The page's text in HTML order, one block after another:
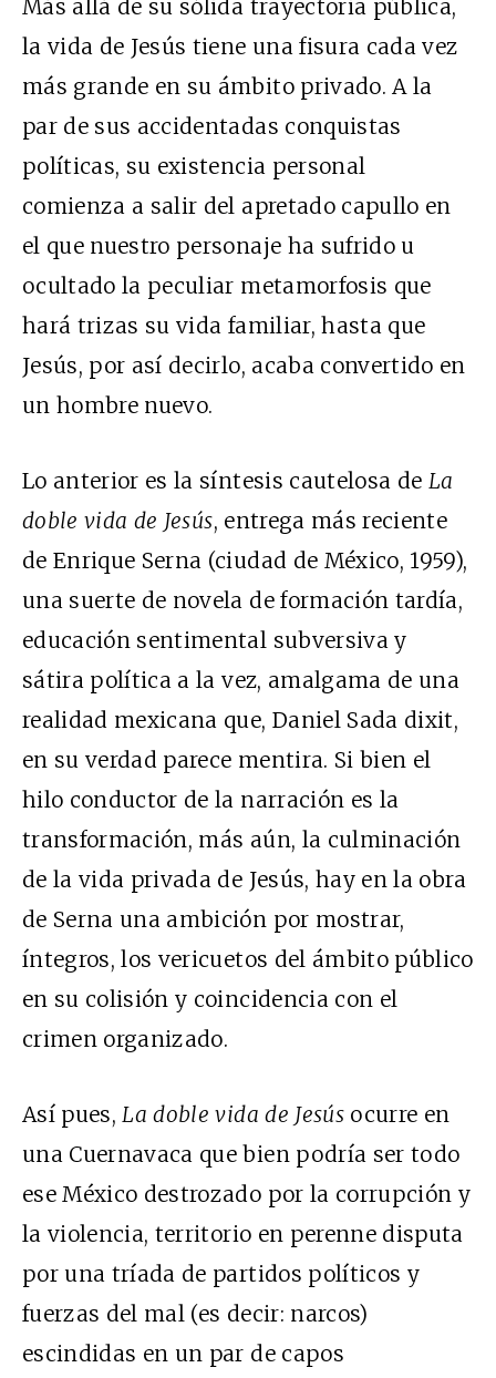
Más allá de su sólida trayectoria pública,
la vida de Jesús tiene una fisura cada vez
más grande en su ámbito privado. A la
par de sus accidentadas conquistas
políticas, su existencia personal
comienza a salir del apretado capullo en
el que nuestro personaje ha sufrido u
ocultado la peculiar metamorfosis que
hará trizas su vida familiar, hasta que
Jesús, por así decirlo, acaba convertido en
un hombre nuevo.
Lo anterior es la síntesis cautelosa de La
doble vida de Jesús, entrega más reciente
de Enrique Serna (ciudad de México, 1959),
una suerte de novela de formación tardía,
educación sentimental subversiva y
sátira política a la vez, amalgama de una
realidad mexicana que, Daniel Sada dixit,
en su verdad parece mentira. Si bien el
hilo conductor de la narración es la
transformación, más aún, la culminación
de la vida privada de Jesús, hay en la obra
de Serna una ambición por mostrar,
íntegros, los vericuetos del ámbito público
en su colisión y coincidencia con el
crimen organizado.
Así pues, La doble vida de Jesúsocurre en
una Cuernavaca que bien podría ser todo
ese México destrozado por la corrupción y
la violencia, territorio en perenne disputa
por una tríada de partidos políticos y
fuerzas del mal (es decir: narcos)
escindidas en un par de capos